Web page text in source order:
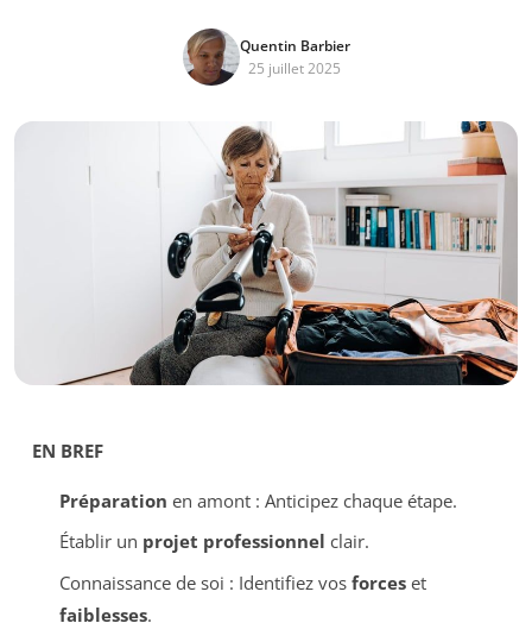
Quentin Barbier
25 juillet 2025
EN BREF
Préparation en amont : Anticipez chaque étape.
Établir un projet professionnel clair.
Connaissance de soi : Identifiez vos forceset
faiblesses.